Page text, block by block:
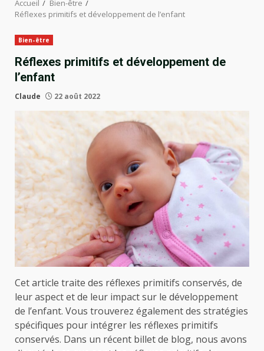
Accueil
Bien-être
Réflexes primitifs et développement de l’enfant
Bien-être
Réflexes primitifs et développement de
l’enfant
Claude 22 août 2022
Cet article traite des réflexes primitifs conservés, de
leur aspect et de leur impact sur le développement
de l’enfant. Vous trouverez également des stratégies
spécifiques pour intégrer les réflexes primitifs
conservés. Dans un récent billet de blog, nous avons